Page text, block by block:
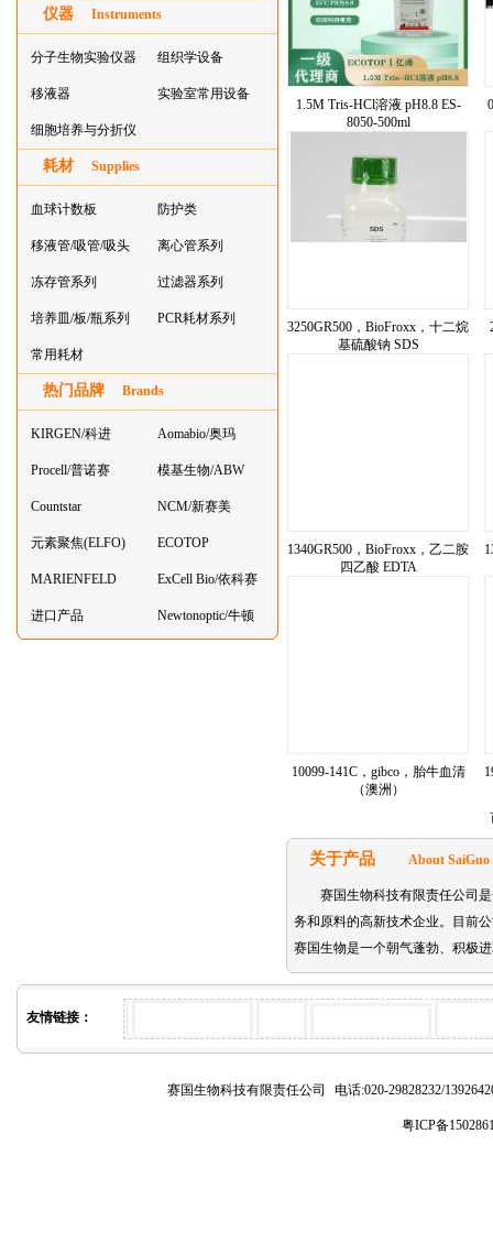
仪器 Instruments
分子生物实验仪器 组织学设备
移液器 实验室常用设备
细胞培养与分折仪
器叠
耗材 Supplies
血球计数板 防护类
移液管/吸管/吸头
系列
离心管系列
冻存管系列 过滤器系列
培养皿/板/瓶系列 PCR耗材系列
常用耗材
热门品牌 Brands
KIRGEN/科进 Aomabio/奥玛
Procell/普诺赛 模基生物/ABW
Countstar NCM/新赛美
元素聚焦(ELFO) ECOTOP
MARIENFELD ExCell Bio/依科赛
进口产品 Newtonoptic/牛顿
1.5M Tris-HCl溶液 pH8.8 ES-
8050-500ml
3250GR500，BioFroxx，十二烷
基硫酸钠 SDS
1340GR500，BioFroxx，乙二胺
四乙酸 EDTA
10099-141C，gibco，胎牛血清
（澳洲）
关于产品 About SaiGuo
赛国生物科技有限责任公司
务和原料的高新技术企业。目前公
赛国生物是一个朝气蓬勃、积极
友情链接：
赛国生物科技有限责任公司 电话:020-29828232/
粤ICP备